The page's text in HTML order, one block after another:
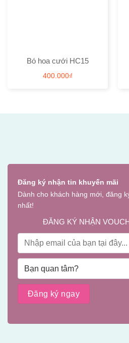
Bó hoa cưới HC15
400.000₫
Đăng ký nhận tin khuyến mãi
Dành cho khách hàng mới, đăng
nhất!
ĐĂNG KÝ NHẬN